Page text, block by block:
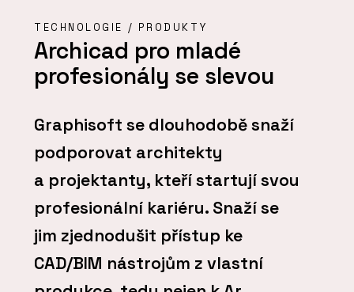
TECHNOLOGIE / PRODUKTY
Archicad pro mladé
profesionály se slevou
Graphisoft se dlouhodobě snaží
podporovat architekty
a projektanty, kteří startují svou
profesionální kariéru. Snaží se
jim zjednodušit přístup ke
CAD/BIM nástrojům z vlastní